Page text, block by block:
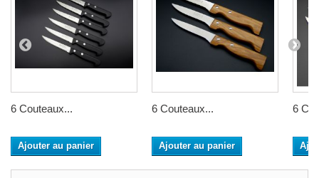
6 Couteaux...
Ajouter au panier
6 Couteaux...
Ajouter au panier
6